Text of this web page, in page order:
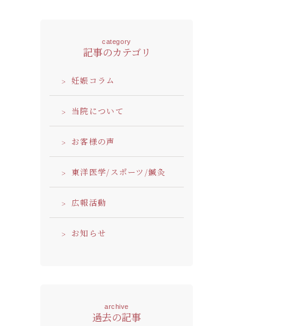
category
記事のカテゴリ
妊娠コラム
当院について
お客様の声
東洋医学/スポーツ/鍼灸
広報活動
お知らせ
archive
過去の記事